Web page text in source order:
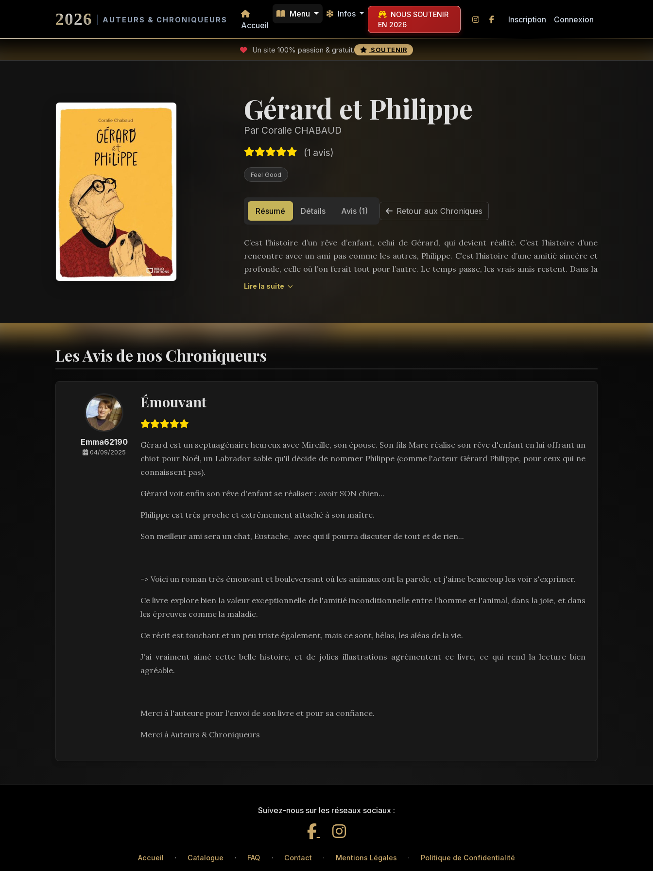
2026 AUTEURS & CHRONIQUEURS
Accueil
Menu Infos
NOUS SOUTENIR
EN 2026
Inscription Connexion
Un site 100% passion & gratuit. SOUTENIR
Gérard et Philippe
Par Coralie CHABAUD
(1 avis)
Feel Good
Résumé Détails Avis (1) Retour aux Chroniques
C’est l’histoire d’un rêve d’enfant, celui de Gérard, qui devient réalité. C’est l’histoire d’une
rencontre avec un ami pas comme les autres, Philippe. C’est l’histoire d’une amitié sincère et
profonde, celle où l’on ferait tout pour l’autre. Le temps passe, les vrais amis restent. Dans la
joie comme dans les peines, dans la santé comme dans la maladie. Comme le disait La
Lire la suite
Les Avis de nos Chroniqueurs
Emma62190
04/09/2025
Émouvant
Gérard est un septuagénaire heureux avec Mireille, son épouse. Son fils Marc réalise son rêve d'enfant en lui offrant un
chiot pour Noël, un Labrador sable qu'il décide de nommer Philippe (comme l'acteur Gérard Philippe, pour ceux qui ne
connaissent pas).
Gérard voit enfin son rêve d'enfant se réaliser : avoir SON chien...
Philippe est très proche et extrêmement attaché à son maître.
Son meilleur ami sera un chat, Eustache, avec qui il pourra discuter de tout et de rien...
-> Voici un roman très émouvant et bouleversant où les animaux ont la parole, et j'aime beaucoup les voir s'exprimer.
Ce livre explore bien la valeur exceptionnelle de l'amitié inconditionnelle entre l'homme et l'animal, dans la joie, et dans
les épreuves comme la maladie.
Ce récit est touchant et un peu triste également, mais ce sont, hélas, les aléas de la vie.
J'ai vraiment aimé cette belle histoire, et de jolies illustrations agrémentent ce livre, ce qui rend la lecture bien
agréable.
Merci à l'auteure pour l'envoi de son livre et pour sa confiance.
Merci à Auteurs & Chroniqueurs
Suivez-nous sur les réseaux sociaux :
Accueil · Catalogue · FAQ · Contact · Mentions Légales · Politique de Confidentialité